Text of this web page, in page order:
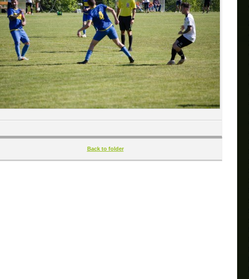
Back to folder